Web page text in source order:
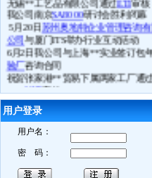
我公司南京SA8000研讨会胜利闭幕
5月20日苏州奥地特企业管理咨询有
公司与厦门ITS举办行业互动活动
6月2日我公司与上海**实业签订包年
验厂咨询合同
祝贺张家港**贸易下属两家工厂通过
ICTI认证审核
6月3日苏州**科技通过BSCI验厂
6月4日常熟**电子通过
6.月5日张家港**鞋业司通过ETI验厂
6月4日镇江**体育用品厂FSC认证
良好成绩
6月10日我公司
BSCI研讨会在苏州召
6月11日苏州**贸易接受我公司
用户登录
用户名：
密 码：